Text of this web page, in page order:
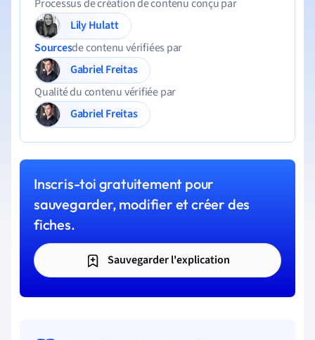
Processus de création de contenu conçu par
Lily Hulatt
Sourcesde contenu vérifiées par
Gabriel Freitas
Qualité du contenu vérifiée par
Gabriel Freitas
Inscris-toi gratuitement pour
sauvegarder, modifier et créer des
fiches.
Sauvegarder l'explication